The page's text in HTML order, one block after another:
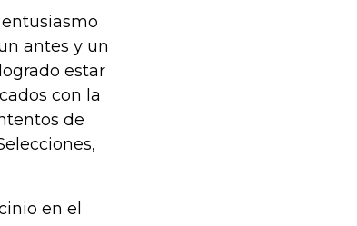
antes y un
estar
con la
de
en el